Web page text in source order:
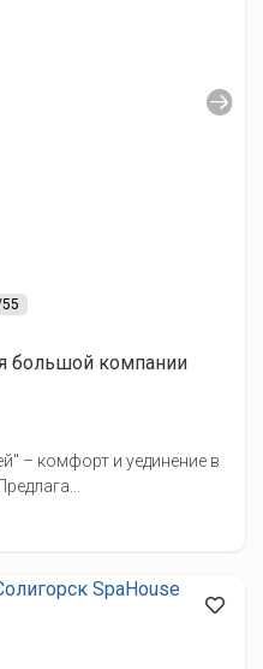
большой компании
– комфорт и уединение в